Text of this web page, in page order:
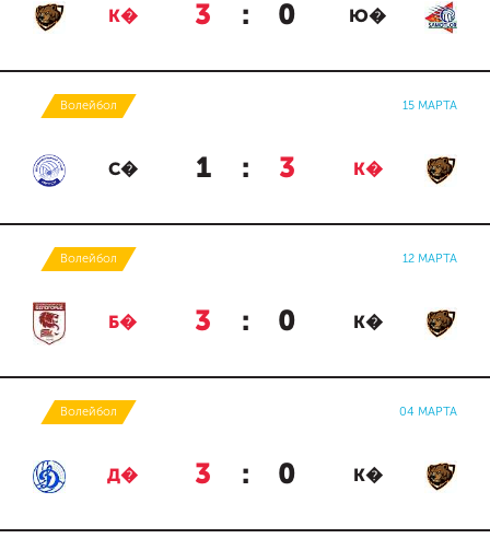
К� 3 : 0 Ю�
Волейбол 15 МАРТА
С� 1 : 3 К�
Волейбол 12 МАРТА
Б� 3 : 0 К�
Волейбол 04 МАРТА
Д� 3 : 0 К�